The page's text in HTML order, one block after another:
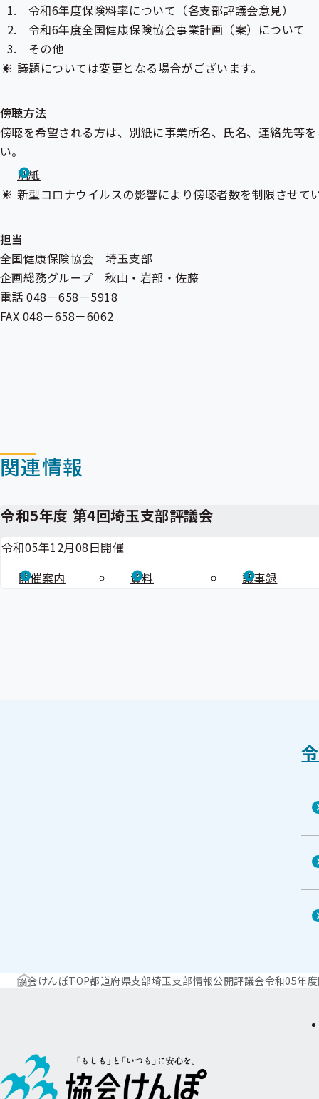
令和6年度保険料率について（各支部評議会意見）
令和6年度全国健康保険協会事業計画（案）について
その他
議題については変更となる場合がございます。
傍聴方法
傍聴を希望される方は、別紙に事業所名、氏名、連絡先等
い。
別紙
新型コロナウイルスの影響により傍聴者数を制限させて
担当
全国健康保険協会 埼玉支部
企画総務グループ 秋山・岩部・佐藤
電話 048－658－5918
FAX 048－658－6062
関連情報
令和5年度 第4回埼玉支部評議会
令和05年12月08日開催
開催案内
資料 議事録
協会けんぽTOP都道府県支部埼玉支部情報公開評議会令和05年度